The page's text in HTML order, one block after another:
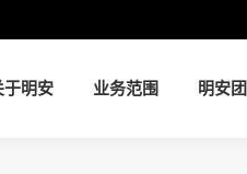
于明安 业务范围 明安
于明安 业务范围 明安